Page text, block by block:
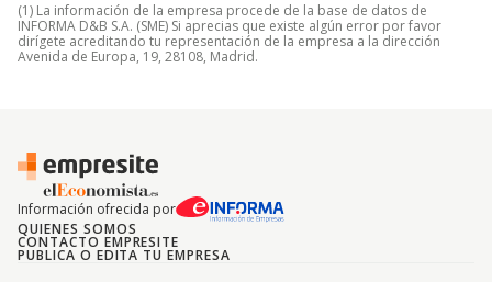
(1) La información de la empresa procede de la base de datos de
INFORMA D&B S.A. (SME) Si aprecias que existe algún error por favor
dirígete acreditando tu representación de la empresa a la dirección
Avenida de Europa, 19, 28108, Madrid.
Información ofrecida por
QUIENES SOMOS
CONTACTO EMPRESITE
PUBLICA O EDITA TU EMPRESA